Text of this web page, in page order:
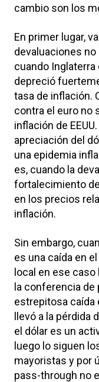
cambio son los
En primer lugar,
devaluaciones no
cuando
depreció
tasa de inflación.
contra el euro no
inflación de
apreciación del
una epidemia
es, cuando la
fortalecimiento
en los precios
inflación.
Sin embargo,
es una caída en
local en ese
la conferencia de
estrepitosa caída
llevó a la pérdida
el dólar es un
luego lo siguen
mayoristas y por
pass-through no